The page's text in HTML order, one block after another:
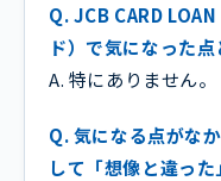
Q. JCB CARD
ド）で気になった
A. 特にありません。
Q. 気になる点がな
して「想像と違っ